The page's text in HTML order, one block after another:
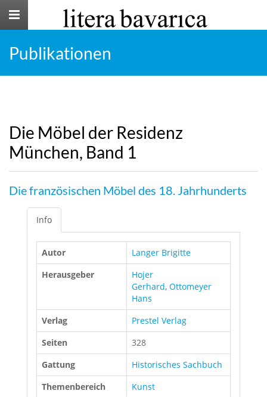
Toggle
Publikationen
Die Möbel der Residenz
München, Band 1
Die französischen Möbel des 18. Jahrhunderts
Info
Autor
Langer Brigitte
Herausgeber
Hojer
Gerhard, Ottomeyer
Hans
Verlag
Prestel Verlag
Seiten
328
Gattung
Historisches Sachbuch
Themenbereich
Kunst